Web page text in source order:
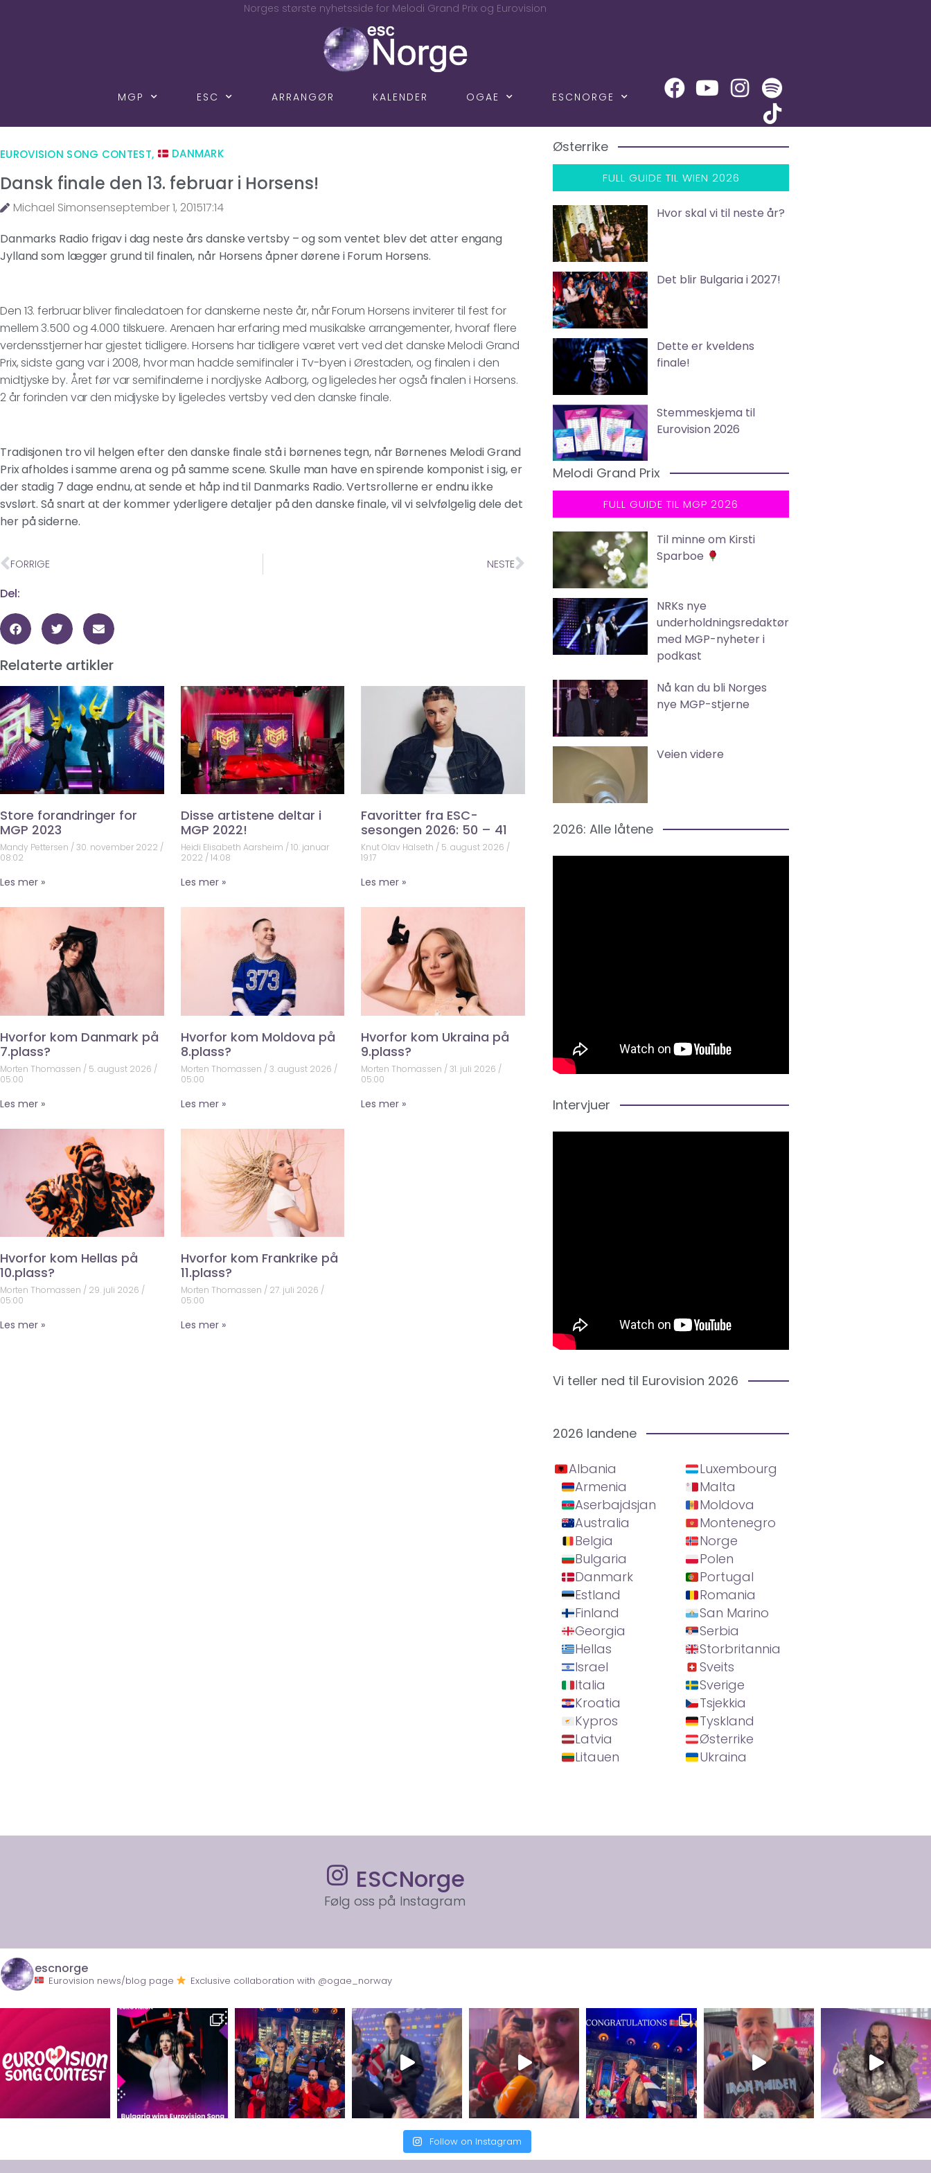
Norges største nyhetsside for Melodi Grand Prix og Eurovision
MGP ESC ARRANGØR KALENDER OGAE ESCNORGE
EUROVISION SONG CONTEST, DANMARK
Dansk finale den 13. februar i Horsens!
Michael Simonsenseptember 1, 201517:14
Danmarks Radio frigav i dag neste års danske vertsby – og som ventet blev det atter engang
Jylland som lægger grund til finalen, når Horsens åpner dørene i Forum Horsens.
Den 13. ferbruar bliver finaledatoen for danskerne neste år, når Forum Horsens inviterer til fest for
mellem 3.500 og 4.000 tilskuere. Arenaen har erfaring med musikalske arrangementer, hvoraf flere
verdensstjerner har gjestet tidligere. Horsens har tidligere været vert ved det danske Melodi Grand
Prix, sidste gang var i 2008, hvor man hadde semifinaler i Tv-byen i Ørestaden, og finalen i den
midtjyske by. Året før var semifinalerne i nordjyske Aalborg, og ligeledes her også finalen i Horsens.
2 år forinden var den midjyske by ligeledes vertsby ved den danske finale.
Tradisjonen tro vil helgen efter den danske finale stå i børnenes tegn, når Børnenes Melodi Grand
Prix afholdes i samme arena og på samme scene. Skulle man have en spirende komponist i sig, er
der stadig 7 dage endnu, at sende et håp ind til Danmarks Radio. Vertsrollerne er endnu ikke
svslørt. Så snart at der kommer yderligere detaljer på den danske finale, vil vi selvfølgelig dele det
her på siderne.
FORRIGE NESTE
Del:
Relaterte artikler
Store forandringer for
MGP 2023
Mandy Pettersen
30. november 2022
08:02
Les mer »
Disse artistene deltar i
MGP 2022!
Heidi Elisabeth Aarsheim 10. januar
2022 14:08
Les mer »
Favoritter fra ESC-
sesongen 2026: 50 – 41
Knut Olav Halseth
5. august 2026
19:17
Les mer »
Hvorfor kom Danmark på
7.plass?
Morten Thomassen
5. august 2026
05:00
Les mer »
Hvorfor kom Moldova på
8.plass?
Morten Thomassen 3. august 2026
05:00
Les mer »
Hvorfor kom Ukraina på
9.plass?
Morten Thomassen
31. juli 2026
05:00
Les mer »
Hvorfor kom Hellas på
10.plass?
Morten Thomassen
29. juli 2026
05:00
Les mer »
Hvorfor kom Frankrike på
11.plass?
Morten Thomassen 27. juli 2026
05:00
Les mer »
Østerrike
FULL GUIDE TIL WIEN 2026
Hvor skal vi til neste år?
Det blir Bulgaria i 2027!
Dette er kveldens
finale!
Stemmeskjema til
Eurovision 2026
Melodi Grand Prix
FULL GUIDE TIL MGP 2026
Til minne om Kirsti
Sparboe
NRKs nye
underholdningsredaktør
med MGP-nyheter i
podkast
Nå kan du bli Norges
nye MGP-stjerne
Veien videre
2026: Alle låtene
Intervjuer
Vi teller ned til Eurovision 2026
2026 landene
Albania
Armenia
Aserbajdsjan
Australia
Belgia
Bulgaria
Danmark
Estland
Finland
Georgia
Hellas
Israel
Italia
Kroatia
Kypros
Latvia
Litauen
Luxembourg
Malta
Moldova
Montenegro
Norge
Polen
Portugal
Romania
San Marino
Serbia
Storbritannia
Sveits
Sverige
Tsjekkia
Tyskland
Østerrike
Ukraina
ESCNorge
Følg oss på Instagram
escnorge
Eurovision news/blog page Exclusive collaboration with @ogae_norway
Follow on Instagram